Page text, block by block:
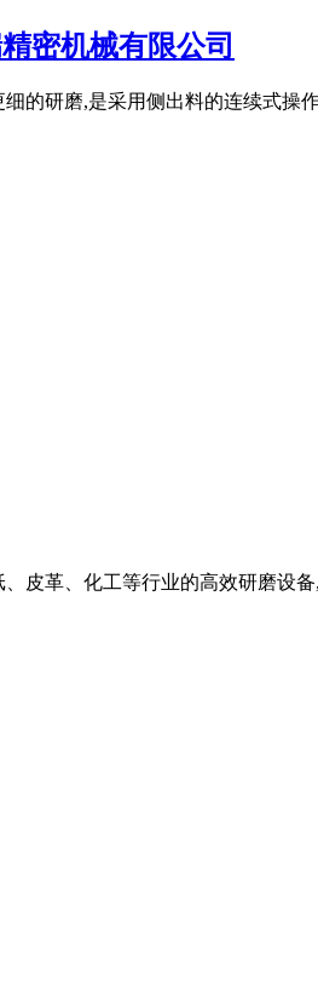
密机械有限公司
的研磨,是采用侧出料的连续式
皮革、化工等行业的高效研磨设